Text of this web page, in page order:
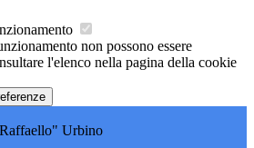
non possono essere
l'elenco nella pagina della cookie
Urbino